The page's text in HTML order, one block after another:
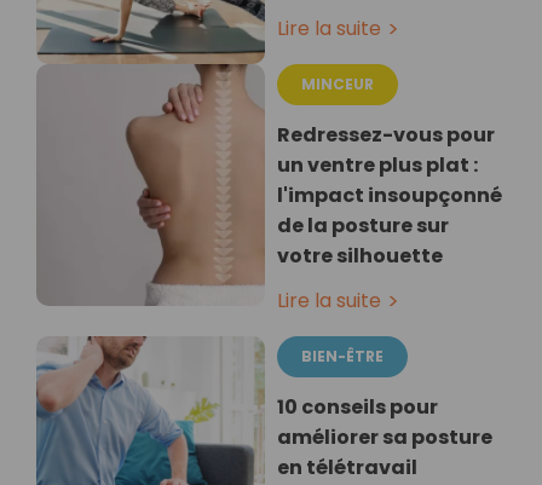
Lire la suite
MINCEUR
Redressez-vous pour
un ventre plus plat :
l'impact insoupçonné
de la posture sur
votre silhouette
Lire la suite
BIEN-ÊTRE
10 conseils pour
améliorer sa posture
en télétravail